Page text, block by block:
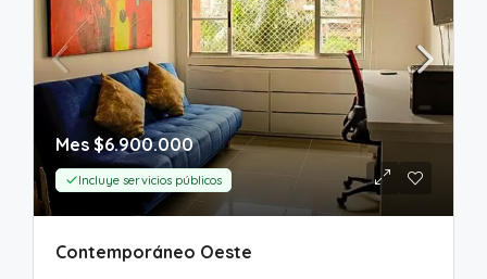
Mes $6.900.000
Incluye servicios públicos
Contemporáneo Oeste